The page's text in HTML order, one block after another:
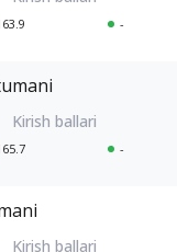
-
-